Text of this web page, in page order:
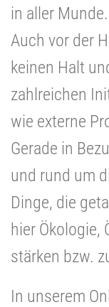
in aller Munde.
Auch vor der
keinen Halt
zahlreichen
wie externe
Gerade in
und rund um
Dinge, die
hier Ökologie,
stärken bzw.
In unserem